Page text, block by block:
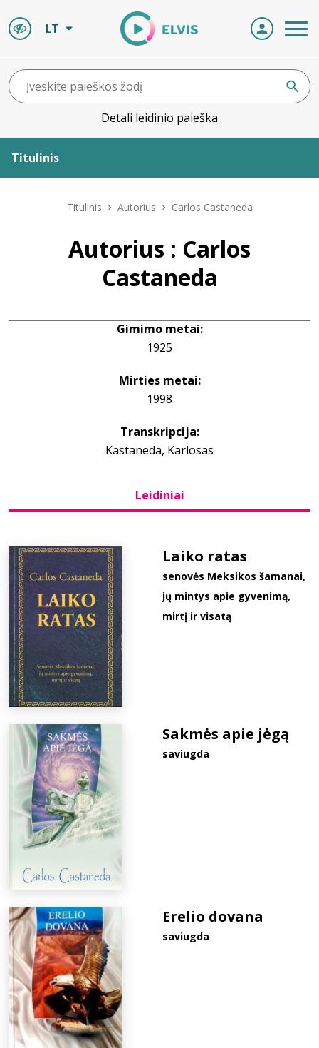
LT
Detali leidinio paieška
Titulinis
Naujienos
Titulinis Autorius Carlos Castaneda
Autorius : Carlos
Castaneda
Gimimo metai:
1925
Mirties metai:
1998
Transkripcija:
Kastaneda, Karlosas
Leidiniai
Laiko ratas
senovės Meksikos šamanai,
jų mintys apie gyvenimą,
mirtį ir visatą
Sakmės apie jėgą
saviugda
Erelio dovana
saviugda